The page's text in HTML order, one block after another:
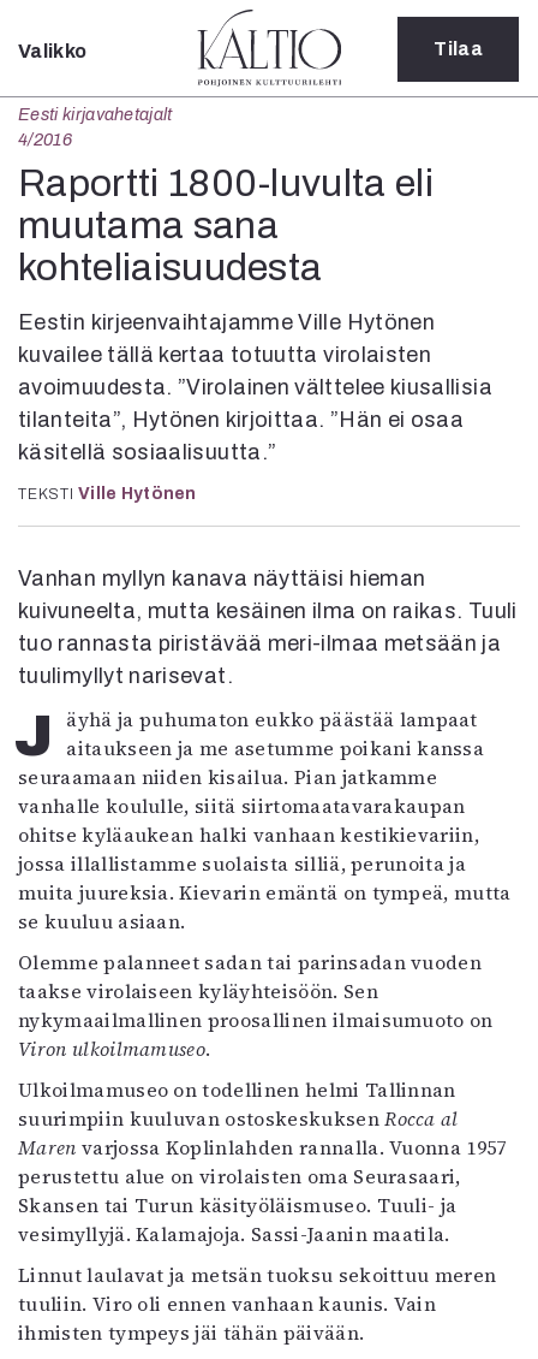
Sulje
Verkkoartikkeli
Teatteri
Tanssi
Tanssi
Sarjakuva
Sámegillii
Pääkirjoitus
Paperilehdestä
Näyttelyt
Musiikki
Kuvataide
In English
Esitystaide
Arkisto
4/2026
2–3/2026
1/2026
6/2025
5/2025 saame
5/2025
Info
Tilaus ja irtonumerot
Mediatiedot
Kaltio ry
Valikko Tilaa
Eesti kirjavahetajalt
4/2016
Raportti 1800-luvulta eli
muutama sana
kohteliaisuudesta
Eestin kirjeenvaihtajamme Ville Hytönen
kuvailee tällä kertaa totuutta virolaisten
avoimuudesta. ”Virolainen välttelee kiusallisia
tilanteita”, Hytönen kirjoittaa. ”Hän ei osaa
käsitellä sosiaalisuutta.”
TEKSTI Ville Hytönen
Vanhan myllyn kanava näyttäisi hieman
kuivuneelta, mutta kesäinen ilma on raikas. Tuuli
tuo rannasta piristävää meri-ilmaa metsään ja
tuulimyllyt narisevat.
Jäyhä ja puhumaton eukko päästää lampaat
aitaukseen ja me asetumme poikani kanssa
seuraamaan niiden kisailua. Pian jatkamme
vanhalle koululle, siitä siirtomaatavarakaupan
ohitse kyläaukean halki vanhaan kestikievariin,
jossa illallistamme suolaista silliä, perunoita ja
muita juureksia. Kievarin emäntä on tympeä, mutta
se kuuluu asiaan.
Olemme palanneet sadan tai parinsadan vuoden
taakse virolaiseen kyläyhteisöön. Sen
nykymaailmallinen proosallinen ilmaisumuoto on
Viron ulkoilmamuseo.
Ulkoilmamuseo on todellinen helmi Tallinnan
suurimpiin kuuluvan ostoskeskuksenRocca al
Maren varjossa Koplinlahden rannalla. Vuonna 1957
perustettu alue on virolaisten oma Seurasaari,
Skansen tai Turun käsityöläismuseo. Tuuli- ja
vesimyllyjä. Kalamajoja. Sassi-Jaanin maatila.
Linnut laulavat ja metsän tuoksu sekoittuu meren
tuuliin. Viro oli ennen vanhaan kaunis. Vain
ihmisten tympeys jäi tähän päivään.